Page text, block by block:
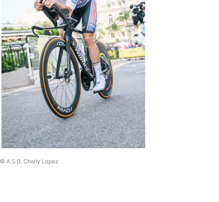
© A.S.O. Charly Lopez